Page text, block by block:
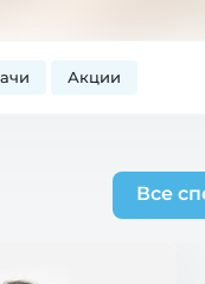
Акции
Все